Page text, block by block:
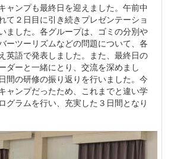
ャンプも最終日を迎えました。午前中
て２日目に引き続きプレゼンテーショ
ました。各グループは、ゴミの分別や
ーツーリズムなどの問題について、各
英語で発表しました。また、最終日の
ダーと一緒にとり、交流を深めまし
間の研修の振り返りを行いました。今
ャンプだったため、これまでと違い学
グラムを行い、充実した３日間となり